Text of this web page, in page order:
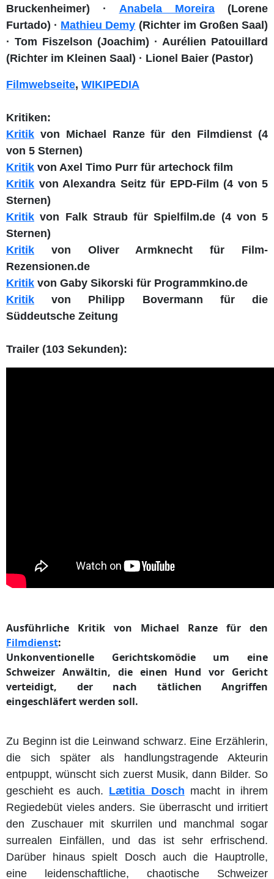
Bruckenheimer) · Anabela Moreira(Lorene
Furtado) · Mathieu Demy (Richter im Großen Saal)
· Tom Fiszelson (Joachim) · Aurélien Patouillard
(Richter im Kleinen Saal) · Lionel Baier (Pastor)
Filmwebseite, WIKIPEDIA
Kritiken:
Kritik von Michael Ranze für den Filmdienst (4
von 5 Sternen)
Kritik von Axel Timo Purr für artechock film
Kritik von Alexandra Seitz für EPD-Film (4 von 5
Sternen)
Kritik von Falk Straub für Spielfilm.de (4 von 5
Sternen)
Kritik von Oliver Armknecht für Film-
Rezensionen.de
Kritik von Gaby Sikorski für Programmkino.de
Kritik von Philipp Bovermann für die
Süddeutsche Zeitung
Trailer (103 Sekunden):
Ausführliche Kritik von Michael Ranze für den
Filmdienst:
Unkonventionelle Gerichtskomödie um eine
Schweizer Anwältin, die einen Hund vor Gericht
verteidigt, der nach tätlichen Angriffen
eingeschläfert werden soll.
Zu Beginn ist die Leinwand schwarz. Eine Erzählerin,
die sich später als handlungstragende Akteurin
entpuppt, wünscht sich zuerst Musik, dann Bilder. So
geschieht es auch. Lætitia Dosch macht in ihrem
Regiedebüt vieles anders. Sie überrascht und irritiert
den Zuschauer mit skurrilen und manchmal sogar
surrealen Einfällen, und das ist sehr erfrischend.
Darüber hinaus spielt Dosch auch die Hauptrolle,
eine leidenschaftliche, chaotische Schweizer